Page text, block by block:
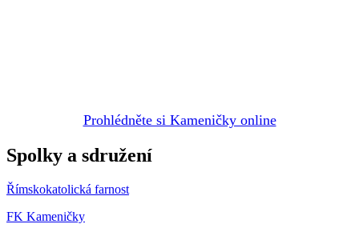
Prohlédněte si Kameničky online
Spolky a sdružení
Římskokatolická farnost
FK Kameničky